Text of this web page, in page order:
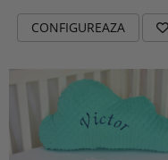
CONFIGUREAZA